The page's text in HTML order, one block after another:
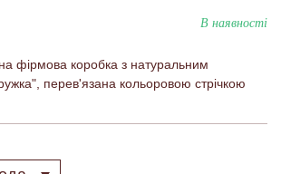
В наявності
фірмова коробка з натуральним
перев'язана кольоровою стрічкою